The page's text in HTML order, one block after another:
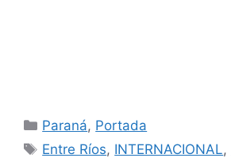
Categorías
Paraná, Portada
Etiquetas
Entre Ríos, INTERNACIONAL,